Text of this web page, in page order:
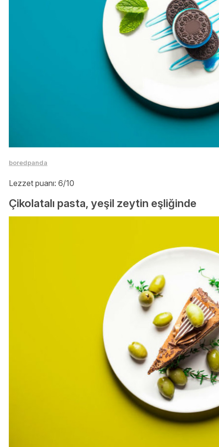
boredpanda
Lezzet puanı: 6/10
Çikolatalı pasta, yeşil zeytin eşliğinde